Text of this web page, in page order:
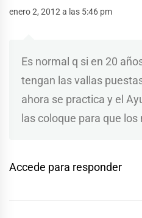
enero 2, 2012 a las 5:46 pm
Es normal q si en 20
tengan las vallas
ahora se practica y el
las coloque para que los
Accede para responder